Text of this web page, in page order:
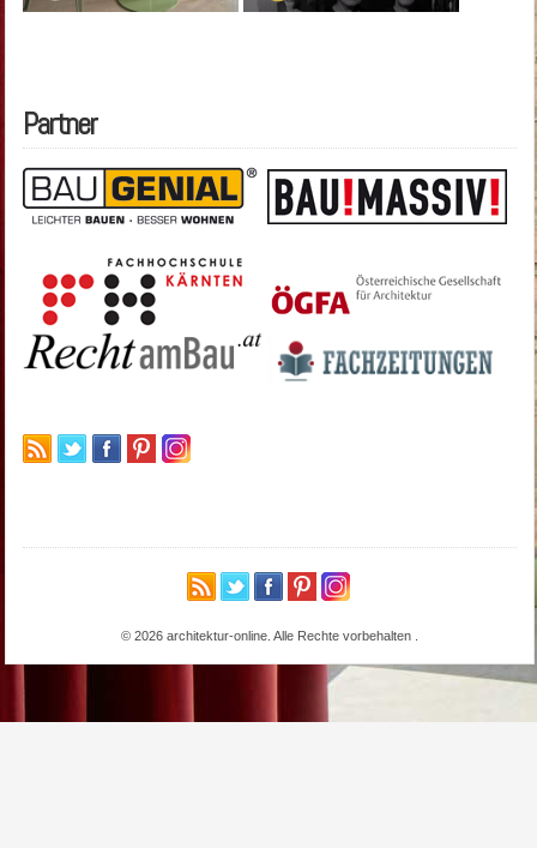
Partner
© 2026 architektur-online. Alle Rechte vorbehalten .